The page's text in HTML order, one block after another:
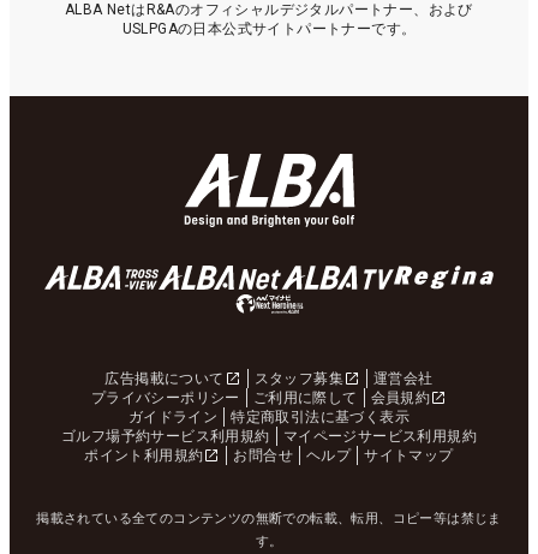
ALBA NetはR&Aのオフィシャルデジタルパートナー、および
USLPGAの日本公式サイトパートナーです。
広告掲載について スタッフ募集
運営会社
プライバシーポリシー
ご利用に際して
会員規約
ガイドライン
特定商取引法に基づく表示
ゴルフ場予約サービス利用規約
マイページサービス利用規約
ポイント利用規約
お問合せ ヘルプ サイトマップ
掲載されている全てのコンテンツの無断での転載、転用、コピー等は禁じま
す。